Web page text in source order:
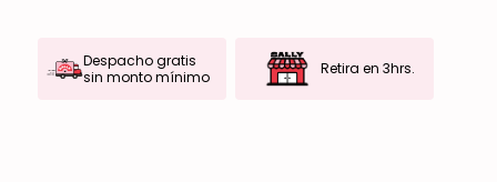
Despacho gratis
sin monto mínimo
Retira en 3hrs.